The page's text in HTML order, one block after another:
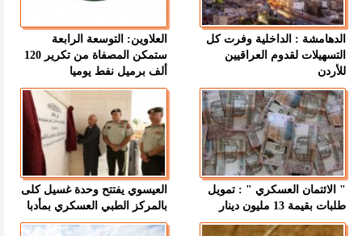
الدهامشة : الداخلية وفرت كل
التسهيلات لقدوم العراقيين
للأردن
العلاوين: التوسعة الرابعة
ستمكن المصفاة من تكرير 120
ألف برميل نفط يوميا
" الائتمان العسكري " : تمويل
طلبات بقيمة 13 مليون دينار
العيسوي يفتتح وحدة غسيل كلى
بالمركز الطبي العسكري بمأدبا